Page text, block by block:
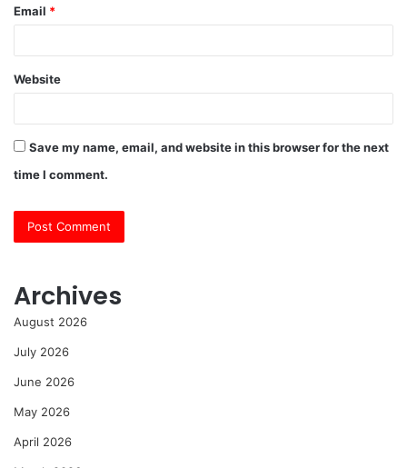
Email *
Website
Save my name, email, and website in this browser for the next
time I comment.
Archives
August 2026
July 2026
June 2026
May 2026
April 2026